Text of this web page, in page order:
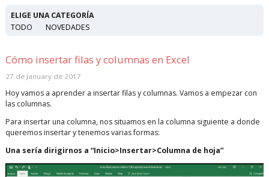
ELIGE UNA CATEGORÍA
TODO
NOVEDADES
Cómo insertar filas y columnas en Excel
27 de January de 2017
Hoy vamos a aprender a insertar filas y columnas. Vamos a empezar con
las columnas.
Para insertar una columna, nos situamos en la columna siguiente a donde
queremos insertar y tenemos varias formas:
Una sería dirigirnos a “Inicio>Insertar>Columna de hoja”